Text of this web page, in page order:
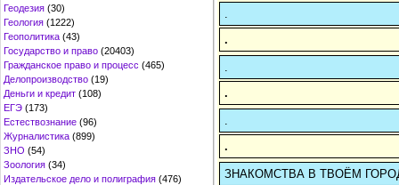
Геодезия (30)
Геология (1222)
Геополитика (43)
Государство и право (20403)
Гражданское право и процесс (465)
Делопроизводство (19)
Деньги и кредит (108)
ЕГЭ (173)
Естествознание (96)
Журналистика (899)
ЗНО (54)
Зоология (34)
Издательское дело и полиграфия (476)
.
.
.
ЗНАКОМСТВА В ТВОЁМ ГОРОДЕ: